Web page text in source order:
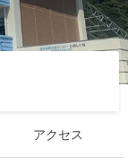
アクセス